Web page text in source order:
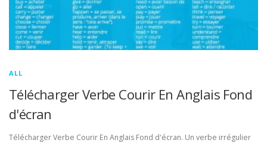
ALL
Télécharger Verbe Courir En Anglais Fond
d'écran
Télécharger Verbe Courir En Anglais Fond d'écran. Un verbe irrégulier